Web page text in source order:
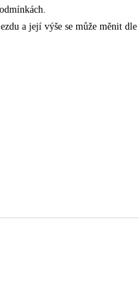
a její výše se může měnit